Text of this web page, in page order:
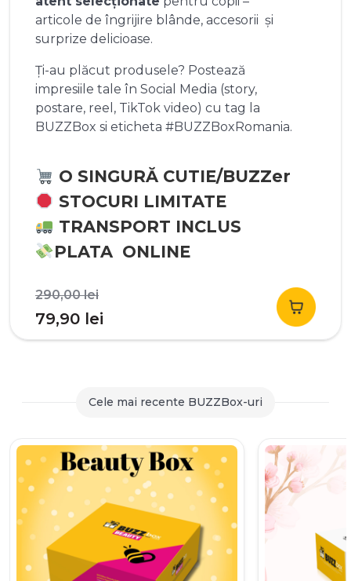
articole de îngrijire blânde, accesorii și
surprize delicioase.
Ți-au plăcut produsele? Postează
impresiile tale în Social Media (story,
postare, reel, TikTok video) cu tag la
BUZZBox si eticheta #BUZZBoxRomania.
O SINGURĂ CUTIE/BUZZer
STOCURI LIMITATE
TRANSPORT INCLUS
PLATA ONLINE
290,00leiPrețul
inițial
a
290,00 lei.
79,90 lei
curent
79,90 lei.
Cele mai recente BUZZBox-uri